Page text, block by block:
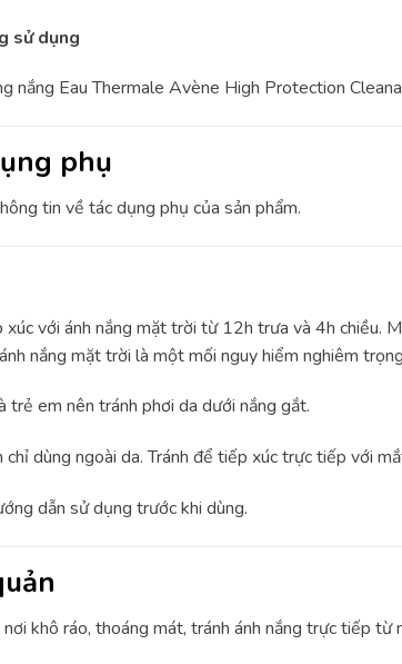
sử dụng
nắng Eau Thermale Avène High Protection
phụ
tin về tác dụng phụ của sản phẩm.
xúc với ánh nắng mặt trời từ 12h trưa và 4h chiều.
nắng mặt trời là một mối nguy hiểm nghiêm
trẻ em nên tránh phơi da dưới nắng gắt.
chỉ dùng ngoài da. Tránh để tiếp xúc trực tiếp với
dẫn sử dụng trước khi dùng.
nơi khô ráo, thoáng mát, tránh ánh nắng trực tiếp